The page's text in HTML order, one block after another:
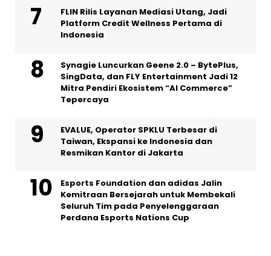
FLIN Rilis Layanan Mediasi Utang, Jadi
Platform Credit Wellness Pertama di
Indonesia
Synagie Luncurkan Geene 2.0 – BytePlus,
SingData, dan FLY Entertainment Jadi 12
Mitra Pendiri Ekosistem “AI Commerce”
Tepercaya
EVALUE, Operator SPKLU Terbesar di
Taiwan, Ekspansi ke Indonesia dan
Resmikan Kantor di Jakarta
Esports Foundation dan adidas Jalin
Kemitraan Bersejarah untuk Membekali
Seluruh Tim pada Penyelenggaraan
Perdana Esports Nations Cup